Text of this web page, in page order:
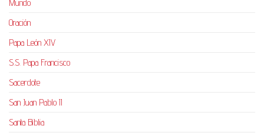
Mundo
Oración
Papa León XIV
S.S. Papa Francisco
Sacerdote
San Juan Pablo II
Santa Biblia